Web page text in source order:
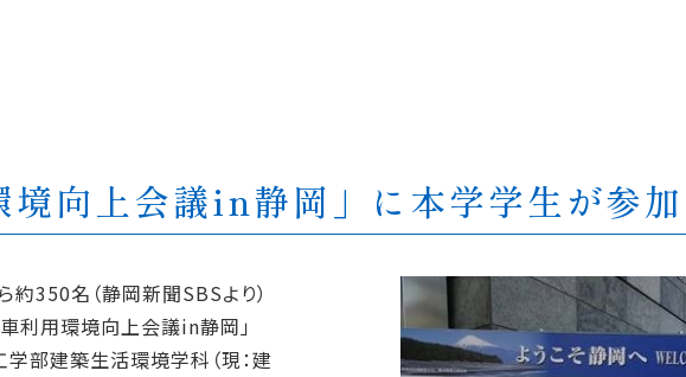
境向上会議in静岡」に本学学生が参加
約350名（静岡新聞SBSより）
利用環境向上会議in静岡」
部建築生活環境学科（現：建